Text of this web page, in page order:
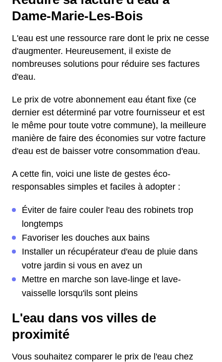
Dame-Marie-Les-Bois
L'eau est une ressource rare dont le prix ne cesse
d'augmenter. Heureusement, il existe de
nombreuses solutions pour réduire ses factures
d'eau.
Le prix de votre abonnement eau étant fixe (ce
dernier est déterminé par votre fournisseur et est
le même pour toute votre commune), la meilleure
manière de faire des économies sur votre facture
d'eau est de baisser votre consommation d'eau.
A cette fin, voici une liste de gestes éco-
responsables simples et faciles à adopter :
Éviter de faire couler l'eau des robinets trop
longtemps
Favoriser les douches aux bains
Installer un récupérateur d'eau de pluie dans
votre jardin si vous en avez un
Mettre en marche son lave-linge et lave-
vaisselle lorsqu'ils sont pleins
L'eau dans vos villes de
proximité
Vous souhaitez comparer le prix de l'eau chez